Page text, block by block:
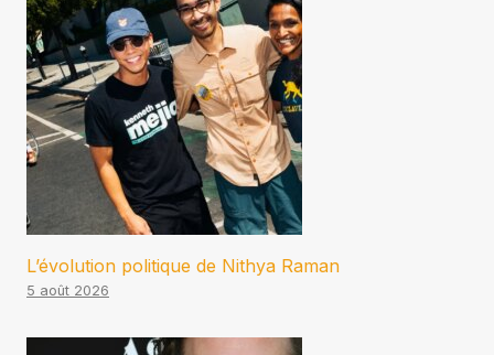
L’évolution politique de Nithya Raman
5 août 2026